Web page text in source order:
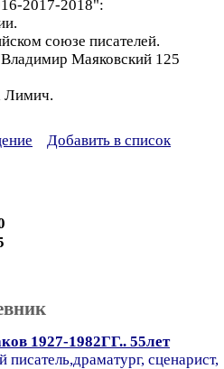
2017-2018":
союзе писателей.
Маяковский 125
Лимич.
Добавить в список
1927-1982ГГ.. 55лет
сценарист,